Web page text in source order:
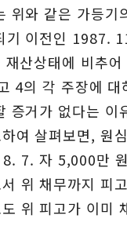
위와 같은 가등
기 이전인 1987.
산상태에 비추
4의 각 주장에
증거가 없다는
여 살펴보면, 원
7. 자 5,000만
위 채무까지 피
위 피고가 이미